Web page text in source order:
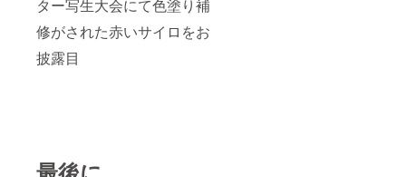
ター写生大会にて色塗り補
修がされた赤いサイロをお
披露目